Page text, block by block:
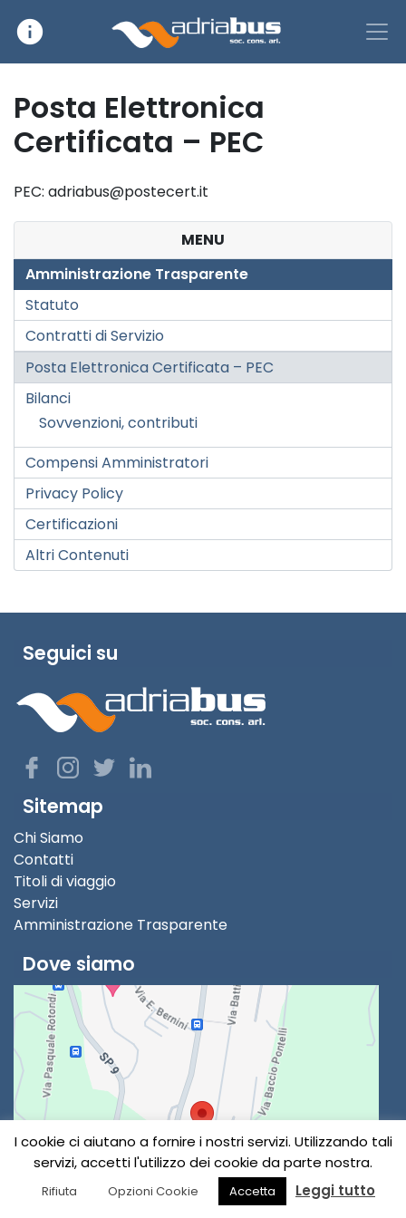
Main Navigation
info
MENU
Amministrazione Trasparente
Statuto
Contratti di Servizio
Posta Elettronica Certificata – PEC
Bilanci
Sovvenzioni, contributi
Compensi Amministratori
Privacy Policy
Certificazioni
Altri Contenuti
Posta Elettronica
Certificata – PEC
PEC: adriabus@postecert.it
Seguici su
Sitemap
Chi Siamo
Contatti
Titoli di viaggio
Servizi
Amministrazione Trasparente
Dove siamo
I cookie ci aiutano a fornire i nostri servizi. Utilizzando tali
servizi, accetti l'utilizzo dei cookie da parte nostra.
Rifiuta Opzioni Cookie Accetta Leggi tutto